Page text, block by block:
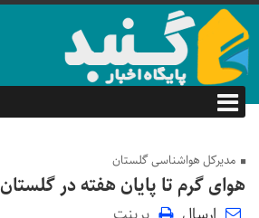
مدیرکل هواشناسی گلستان
هوای گرم تا پایان هفته در گلستان